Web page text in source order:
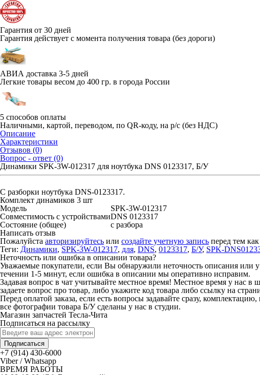
Гарантия от 30 дней
Гарантия действует с момента получения товара (без дороги)
АВИА доставка 3-5 дней
Легкие товары весом до 400 гр. в города России
5 способов оплаты
Наличными, картой, переводом, по QR-коду, на р/с (без НДС)
Описание
Характеристики
Отзывов (0)
Вопрос - ответ (0)
Динамики SPK-3W-012317 для ноутбука DNS 0123317, Б/У
С разборки ноутбука DNS-0123317.
Комплект динамиков 3 шт
Модель
SPK-3W-012317
Совместимость с устройствамиDNS 0123317
Состояние (общее)
с разбора
Написать отзыв
Пожалуйста авторизируйтесь или создайте учетную запись перед тем
Теги: Динамики, SPK-3W-012317, для, DNS, 0123317, Б/У, SPK-
Неточность или ошибка в описании товара?
Уважаемые покупатели, если Вы обнаружили неточность описания или
течении 1-5 минут, если ошибка в описании мы оперативно исправим.
Задавая вопрос в чат учитывайте местное время! Местное время у нас
задаете вопрос про товар, либо укажите код товара либо ссылку на
Перед оплатой заказа, если есть вопросы задавайте сразу,
все фотографии товара Б/У сделаны у нас в студии.
Магазин запчастей Тесла-Чита
Подписаться на рассылку
Подписаться
+7 (914) 430-6000
Viber / Whatsapp
ВРЕМЯ РАБОТЫ